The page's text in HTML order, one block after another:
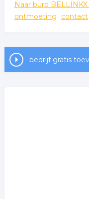
Naar buro
ontmoeting
contact
bedrijf gratis